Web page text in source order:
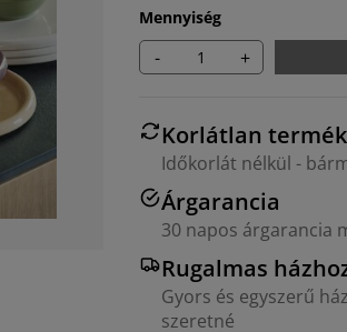
Mennyiség
- +
Korlátlan
Időkorlát nélkül -
Árgarancia
30 napos árgarancia
Rugalmas
Gyors és egyszerű
szeretné